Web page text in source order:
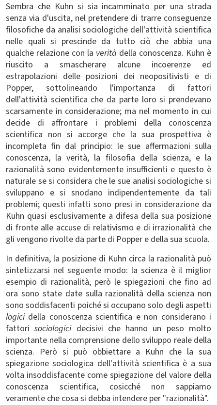
Sembra che Kuhn si sia incamminato per una strada
senza via d'uscita, nel pretendere di trarre conseguenze
filosofiche da analisi sociologiche dell'attività scientifica
nelle quali si prescinde da tutto ciò che abbia una
qualche relazione con la verità della conoscenza. Kuhn è
riuscito a smascherare alcune incoerenze ed
estrapolazioni delle posizioni dei neopositivisti e di
Popper, sottolineando l'importanza di fattori
dell'attività scientifica che da parte loro si prendevano
scarsamente in considerazione; ma nel momento in cui
decide di affrontare i problemi della conoscenza
scientifica non si accorge che la sua prospettiva è
incompleta fin dal principio: le sue affermazioni sulla
conoscenza, la verità, la filosofia della scienza, e la
razionalità sono evidentemente insufficienti e questo è
naturale se si considera che le sue analisi sociologiche si
sviluppano e si snodano indipendentemente da tali
problemi; questi infatti sono presi in considerazione da
Kuhn quasi esclusivamente a difesa della sua posizione
di fronte alle accuse di relativismo e di irrazionalità che
gli vengono rivolte da parte di Popper e della sua scuola.
In definitiva, la posizione di Kuhn circa la razionalità può
sintetizzarsi nel seguente modo: la scienza è il miglior
esempio di razionalità, però le spiegazioni che fino ad
ora sono state date sulla razionalità della scienza non
sono soddisfacenti poiché si occupano solo degli aspetti
logici della conoscenza scientifica e non considerano i
fattorisociologici decisivi che hanno un peso molto
importante nella comprensione dello sviluppo reale della
scienza. Però si può obbiettare a Kuhn che la sua
spiegazione sociologica dell'attività scientifica è a sua
volta insoddisfacente come spiegazione del valore della
conoscenza scientifica, cosicché non sappiamo
veramente che cosa si debba intendere per "razionalità".